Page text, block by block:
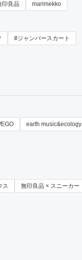
印良品 marimekko
#ジャンパースカート
earth music&ecology
ス
無印良品 × スニーカー